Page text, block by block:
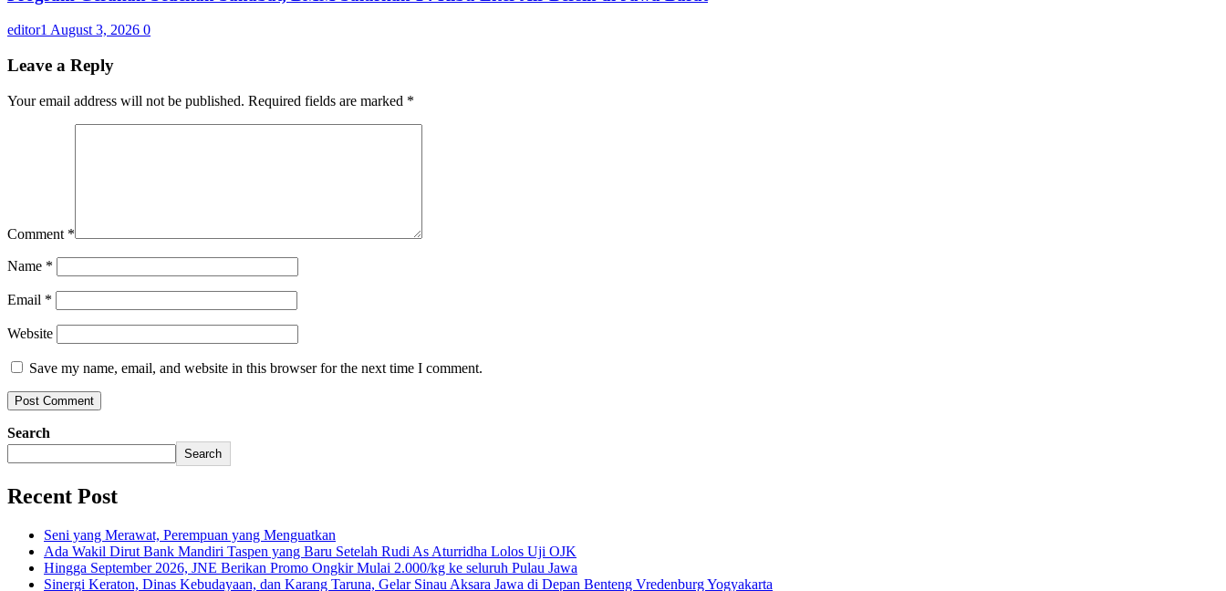
editor1 August 3, 2026 0
Leave a Reply
Your email address will not be published. Required fields are marked *
Comment *
Name *
Email *
Website
Save my name, email, and website in this browser for the next time I comment.
Search
Search
Recent Post
Seni yang Merawat, Perempuan yang Menguatkan
Ada Wakil Dirut Bank Mandiri Taspen yang Baru Setelah Rudi As Aturridha Lolos Uji OJK
Hingga September 2026, JNE Berikan Promo Ongkir Mulai 2.000/kg ke seluruh Pulau Jawa
Sinergi Keraton, Dinas Kebudayaan, dan Karang Taruna, Gelar Sinau Aksara Jawa di Depan Benteng Vredenburg Yogyakarta